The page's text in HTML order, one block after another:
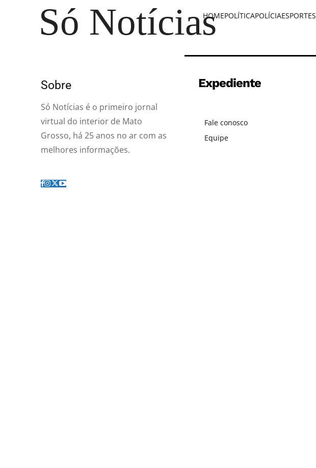
Só Notícias
HOMEPOLÍTICAPOLÍCIAESPORTES
Sobre
Só Notícias é o primeiro jornal
virtual do interior de Mato
Grosso, há 25 anos no ar com as
melhores informações.
Expediente
Fale conosco
Equipe